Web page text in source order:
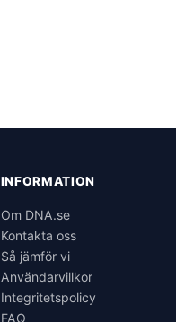
INFORMATION
Om DNA.se
Kontakta oss
Så jämför vi
Användarvillkor
Integritetspolicy
FAQ